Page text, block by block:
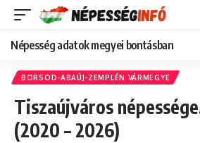
Népesség adatok megyei bontásban
BORSOD-ABAÚJ-ZEMPLÉN VÁRMEGYE
Tiszaújváros
(2020 – 2026)